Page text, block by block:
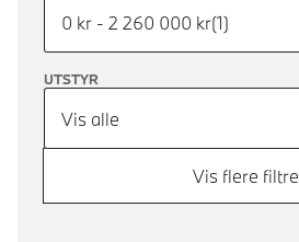
0 kr - 2 260 000 kr(1)
UTSTYR
Vis alle
Vis flere filtre